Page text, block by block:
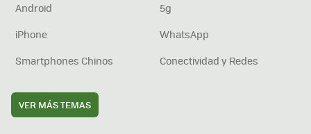
Android
5g
iPhone
WhatsApp
Smartphones Chinos
Conectividad y Redes
VER MÁS TEMAS